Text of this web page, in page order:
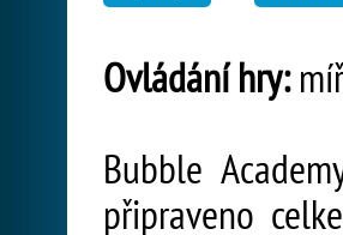
Ovládání hry:
Bubble
připraveno